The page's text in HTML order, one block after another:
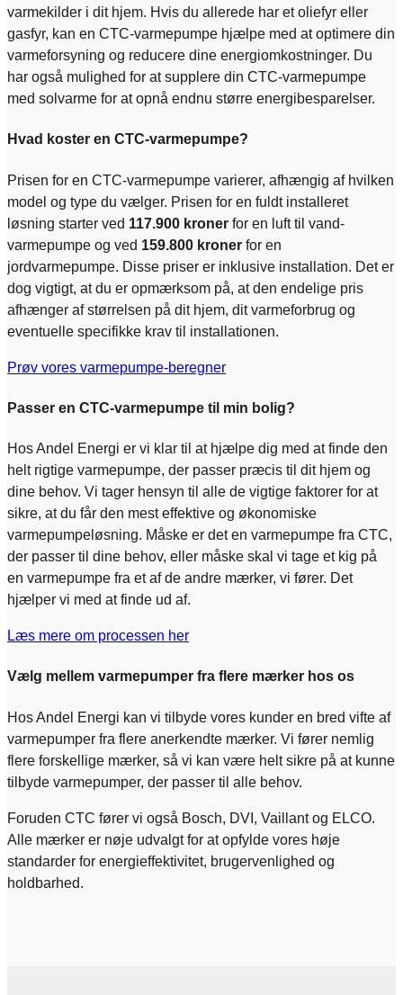
varmekilder i dit hjem. Hvis du allerede har et oliefyr eller
gasfyr, kan en CTC-varmepumpe hjælpe med at optimere din
varmeforsyning og reducere dine energiomkostninger. Du
har også mulighed for at supplere din CTC-varmepumpe
med solvarme for at opnå endnu større energibesparelser.
Hvad koster en CTC-varmepumpe?
Prisen for en CTC-varmepumpe varierer, afhængig af hvilken
model og type du vælger. Prisen for en fuldt installeret
løsning starter ved 117.900 kroner for en luft til vand-
varmepumpe og ved 159.800 kroner for en
jordvarmepumpe. Disse priser er inklusive installation. Det er
dog vigtigt, at du er opmærksom på, at den endelige pris
afhænger af størrelsen på dit hjem, dit varmeforbrug og
eventuelle specifikke krav til installationen.
Prøv vores varmepumpe-beregner
Passer en CTC-varmepumpe til min bolig?
Hos Andel Energi er vi klar til at hjælpe dig med at finde den
helt rigtige varmepumpe, der passer præcis til dit hjem og
dine behov. Vi tager hensyn til alle de vigtige faktorer for at
sikre, at du får den mest effektive og økonomiske
varmepumpeløsning. Måske er det en varmepumpe fra CTC,
der passer til dine behov, eller måske skal vi tage et kig på
en varmepumpe fra et af de andre mærker, vi fører. Det
hjælper vi med at finde ud af.
Læs mere om processen her
Vælg mellem varmepumper fra flere mærker hos os
Hos Andel Energi kan vi tilbyde vores kunder en bred vifte af
varmepumper fra flere anerkendte mærker. Vi fører nemlig
flere forskellige mærker, så vi kan være helt sikre på at kunne
tilbyde varmepumper, der passer til alle behov.
Foruden CTC fører vi også Bosch, DVI, Vaillant og ELCO.
Alle mærker er nøje udvalgt for at opfylde vores høje
standarder for energieffektivitet, brugervenlighed og
holdbarhed.